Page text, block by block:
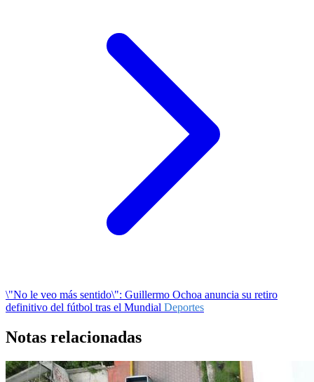
\"No le veo más sentido\": Guillermo Ochoa anuncia su retiro
definitivo del fútbol tras el Mundial Deportes
Notas relacionadas